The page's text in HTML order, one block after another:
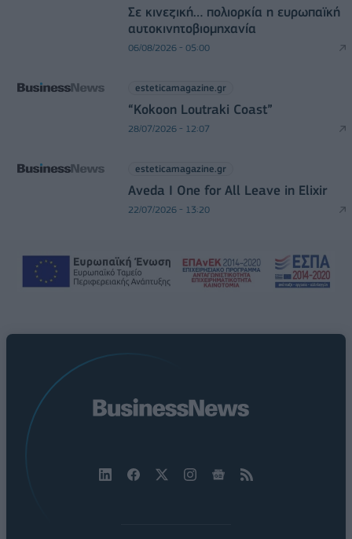
Σε κινεζική… πολιορκία η ευρωπαϊκή
αυτοκινητοβιομηχανία
06/08/2026 - 05:00
esteticamagazine.gr
“Kokoon Loutraki Coast”
28/07/2026 - 12:07
esteticamagazine.gr
Aveda I One for All Leave in Elixir
22/07/2026 - 13:20